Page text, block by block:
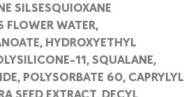
SILSESQUIOXANE
FLOWER WATER,
HYDROXYETHYL
11, SQUALANE,
POLYSORBATE 60, CAPRYLYL
SEED EXTRACT, DECYL